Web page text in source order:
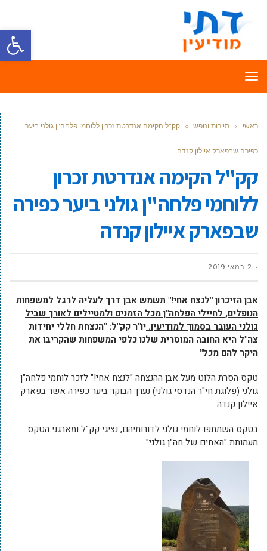
פתח
תפריט
ראשי » תיירות ונופש » קק"ל הקימה אנדרטת זכרון ללוחמי פלחה"ן גולני ביער
כפירה שבפארק איילון קנדה
קק"ל הקימה אנדרטת זכרון
ללוחמי פלחה"ן גולני ביער כפירה
שבפארק איילון קנדה
2 במאי 2019
אבן הזיכרון "לנצח אחי!" תשמש אבן דרך לעליה לרגל למשפחות
הנופלים, לחיילי הפלחה"ן מכל הזמנים ולמטיילים לאורך שביל
גולני העובר בסמוך למודיעין. יו"ר קק"ל: "הנצחת חללי יחידות
צה"ל היא החובה המוסרית שלנו כלפי המשפחות שהקריבו את
היקר להם מכל"
טקס הסרת הלוט מעל אבן ההנצחה "לנצח אחי!" לזכר לוחמי פלחה"ן
גולני (פלוגת חי"ר הנדסי גולני) נערך הבוקר ביער כפירה אשר בפארק
איילון קנדה.
בטקס השתתפו לוחמי גולני לדורותיהם, נציגי קק"ל ומארגני הטקס
מעמותת "האחים של חה"ן גולני".